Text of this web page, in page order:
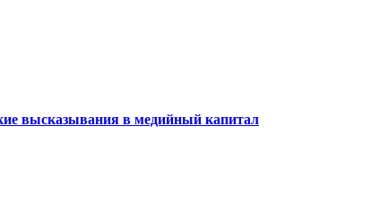
высказывания в медийный капитал